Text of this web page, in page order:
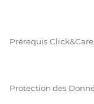
Prérequis Click&Care
Protection des